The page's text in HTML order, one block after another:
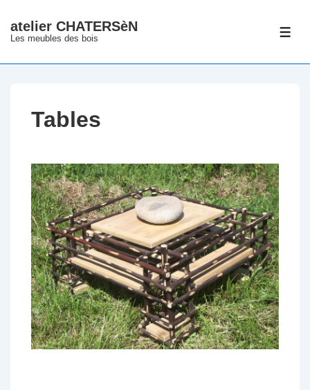
passer
contenu
atelier CHATERSèN
Les meubles des bois
Tables